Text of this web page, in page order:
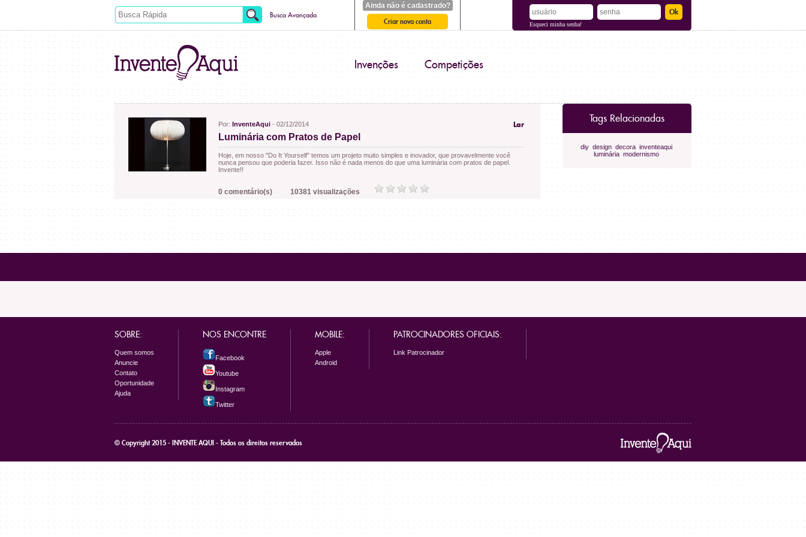
Busca Avançada
Ainda não é cadastrado?
Criar nova conta
Esqueci minha senha!
Invenções Competições
Por: InventeAqui - 02/12/2014 Lar
Luminária com Pratos de Papel
Hoje, em nosso "Do It Yourself" temos um projeto muito simples e inovador, que provavelmente você
nunca pensou que poderia fazer. Isso não é nada menos do que uma luminária com pratos de papel.
Invente!!
0 comentário(s) 10381 visualizações
Tags Relacionadas
diy design decora inventeaqui
luminária modernismo
SOBRE:
Quem somos
Anuncie
Contato
Oportunidade
Ajuda
NOS ENCONTRE
Facebook
Youtube
Instagram
Twitter
MOBILE:
Apple
Android
PATROCINADORES OFICIAIS:
Link Patrocinador
© Copyright 2015 - INVENTE AQUI - Todos os direitos reservados